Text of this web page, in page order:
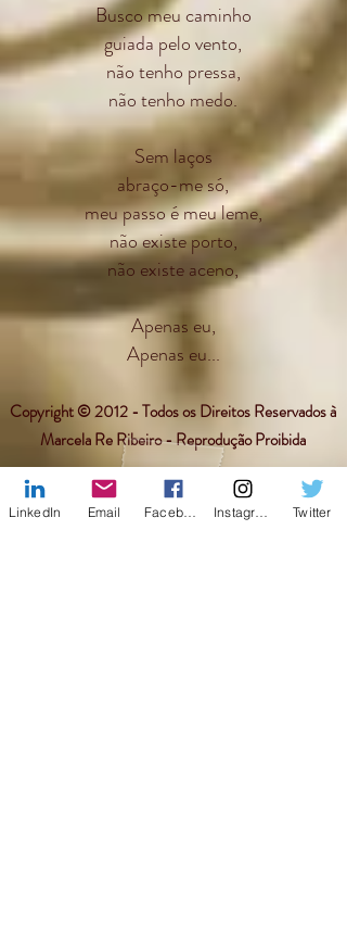
Busco meu caminho
guiada pelo vento,
não tenho pressa,
não tenho medo.
Sem laços
abraço-me só,
meu passo é meu leme,
não existe porto,
não existe aceno,
Apenas eu,
Apenas eu...
Copyright © 2012 - Todos os Direitos Reservados à
Marcela Re Ribeiro - Reprodução Proibida
LinkedIn Email Twitter